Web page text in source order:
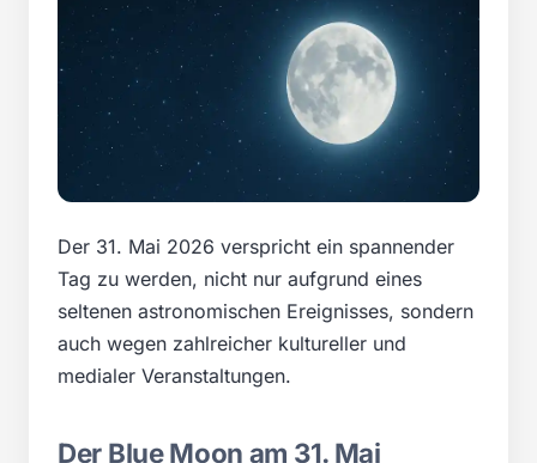
Der 31. Mai 2026 verspricht ein spannender
Tag zu werden, nicht nur aufgrund eines
seltenen astronomischen Ereignisses, sondern
auch wegen zahlreicher kultureller und
medialer Veranstaltungen.
Der Blue Moon am 31. Mai